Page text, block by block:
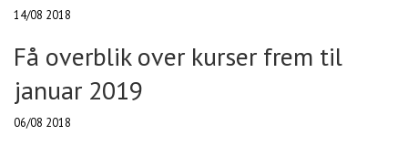
14/08 2018
Få overblik over kurser frem til
januar 2019
06/08 2018